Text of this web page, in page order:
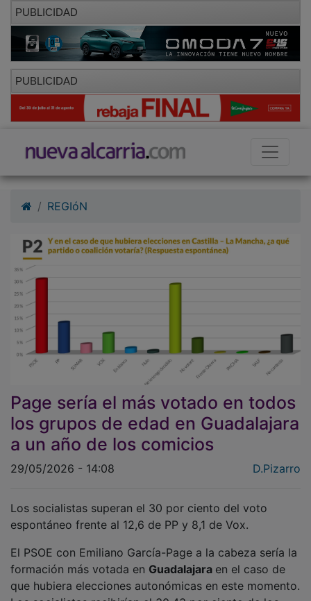
PUBLICIDAD
PUBLICIDAD
Page sería el más votado en todos
los grupos de edad en Guadalajara
a un año de los comicios
espontáneo frente al 12,6 de PP y 8,1 de Vox.
formación más votada enGuadalajara en el caso de
que hubiera elecciones autonómicas en este momento.
Los socialistas recibirían el 30,43 por ciento de los